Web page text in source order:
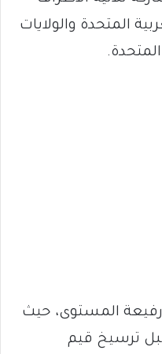
المتحدة والولايات
المستوى، حيث
ترسيخ قيم